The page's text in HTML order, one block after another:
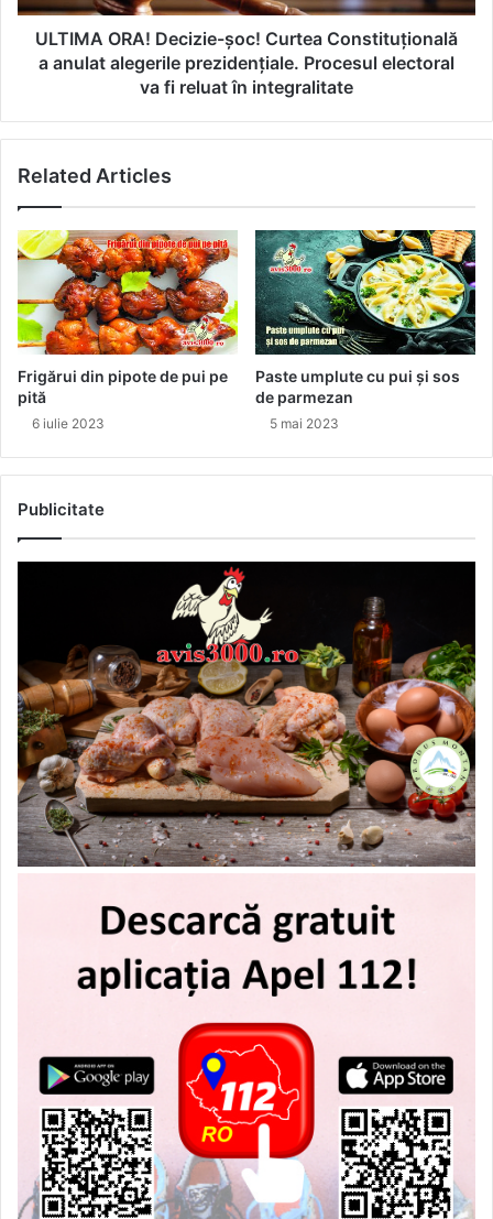
alegerile
prezidențiale.
Procesul
în
ULTIMA ORA! Decizie-șoc! Curtea Constituțională
a anulat alegerile prezidențiale. Procesul electoral
va fi reluat în integralitate
Related Articles
Frigărui din pipote de pui pe
pită
6 iulie 2023
Paste umplute cu pui și sos
de parmezan
5 mai 2023
Publicitate